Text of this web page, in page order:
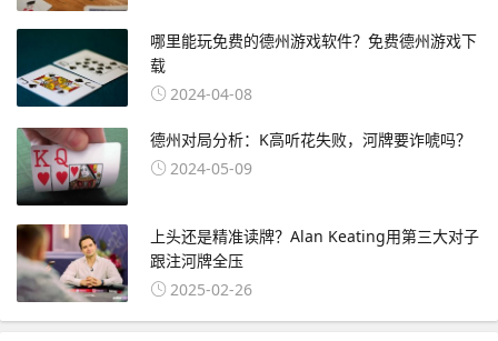
哪里能玩免费的德州游戏软件？免费德州游戏下
载
2024-04-08
德州对局分析：K高听花失败，河牌要诈唬吗？
2024-05-09
上头还是精准读牌？Alan Keating用第三大对子
跟注河牌全压
2025-02-26